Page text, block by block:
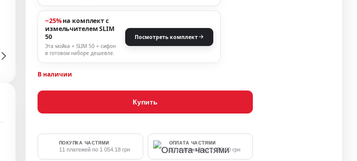
−25%на комплект с
измельчителем SLIM
50
Эта мойка + SLIM 50 + сифон
в готовом наборе дешевле.
Посмотреть комплект
В наличии
Купить
ПОКУПКА ЧАСТЯМИ
11 платежей по 1 054.18 грн
ОПЛАТА ЧАСТЯМИ
10 платежей по 1 159.60 грн